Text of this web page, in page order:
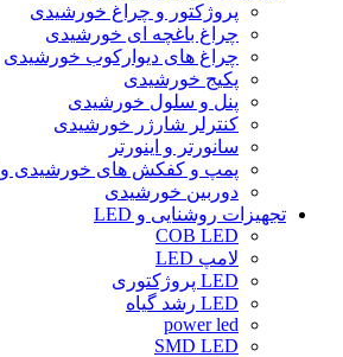
پروژکتور و چراغ خورشیدی
چراغ باغچه ای خورشیدی
چراغ های دیوارکوب خورشیدی
پکیج خورشیدی
پنل و سلول خورشیدی
کنترلر شارژر خورشیدی
سانورتر و اینورتر
پمپ و کفکش های خورشیدی و DC
دوربین خورشیدی
تجهیزات روشنایی و LED
COB LED
لامپ LED
LED پروژکتوری
LED رشد گیاه
power led
SMD LED